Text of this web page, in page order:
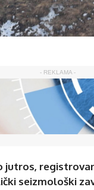
- REKLAMA -
jutros,
seizmološki